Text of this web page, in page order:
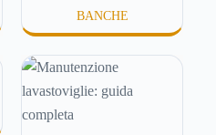
BANCHE